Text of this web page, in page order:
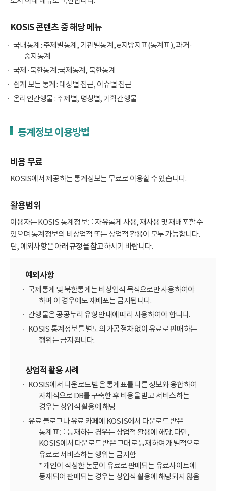
KOSIS 콘텐츠 중 해당 메뉴
국내통계 : 주제별통계, 기관별통계, e지방지표(통계표), 과거·
중지통계
국제·북한통계 :국제통계, 북한통계
쉽게 보는 통계 : 대상별 접근, 이슈별 접근
온라인간행물 : 주제별, 명칭별, 기획간행물
통계정보 이용방법
비용 무료
KOSIS에서 제공하는 통계정보는 무료로 이용할 수 있습니다.
활용범위
이용자는 KOSIS 통계정보를 자유롭게 사용, 재사용 및 재배포할 수
있으며 통계정보의 비상업적 또는 상업적 활용이 모두 가능합니다.
단, 예외사항은 아래 규정을 참고하시기 바랍니다.
예외사항
국제통계 및 북한통계는 비상업적 목적으로만 사용하여야
하며 이 경우에도 재배포는 금지됩니다.
간행물은 공공누리 유형 안내에 따라 사용하여야 합니다.
KOSIS 통계정보를 별도의 가공절차 없이 유료로 판매하는
행위는 금지됩니다.
상업적 활용 사례
KOSIS에서 다운로드 받은 통계표를 다른 정보와 융합하여
자체적으로 DB를 구축한 후 비용을 받고 서비스하는
경우는 상업적 활용에 해당
유료 블로그나 유료 카페에 KOSIS에서 다운로드 받은
통계표를 등재하는 경우는 상업적 활용에 해당. 다만,
KOSIS에서 다운로드 받은 그대로 등재하여 개별적으로
유료로 서비스하는 행위는 금지함
* 개인이 작성한 논문이 유료로 판매되는 유료사이트에
등재되어 판매되는 경우는 상업적 활용에 해당되지 않음